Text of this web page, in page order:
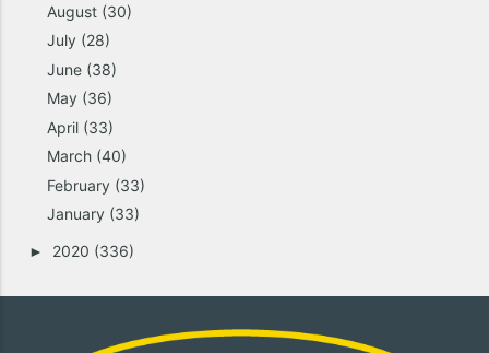
August (30)
July (28)
June (38)
May (36)
April (33)
March (40)
February (33)
January (33)
► 2020 (336)